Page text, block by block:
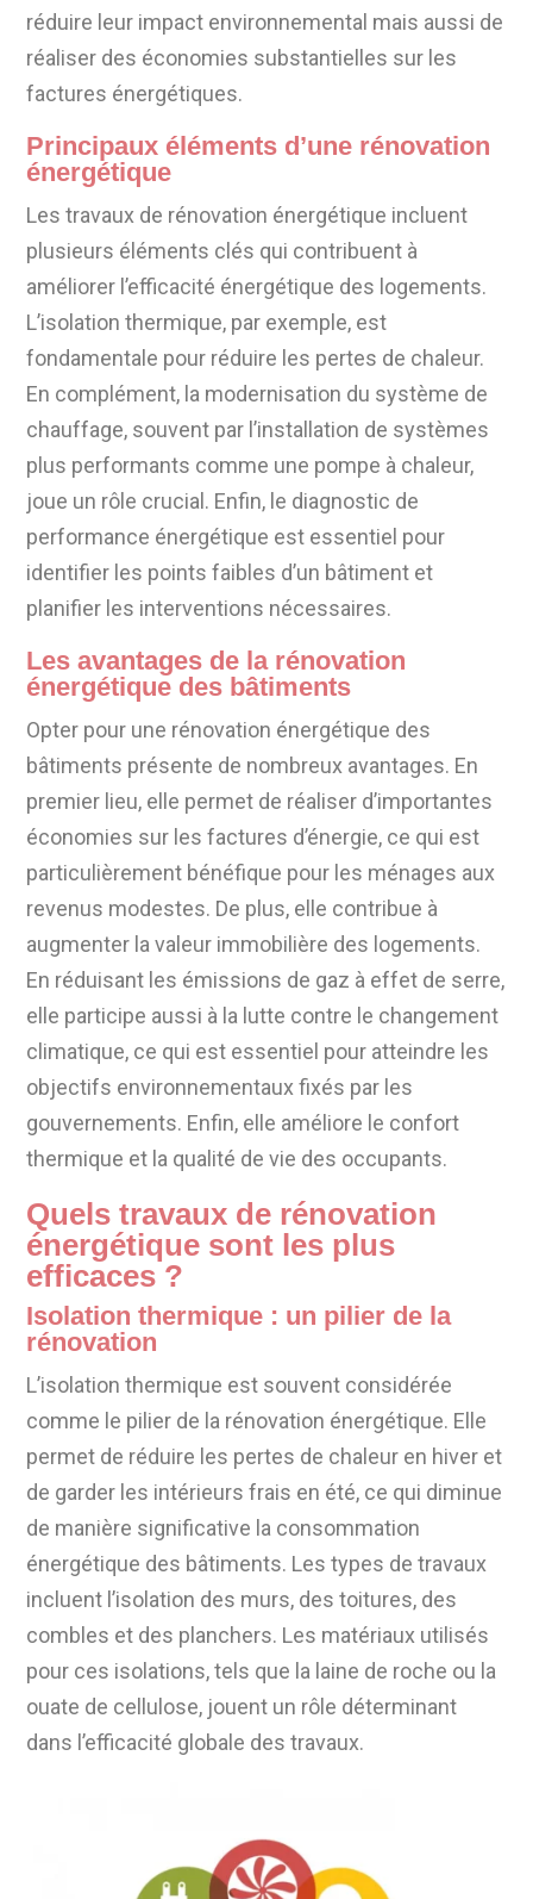
réduire leur impact environnemental mais aussi de
réaliser des économies substantielles sur les
factures énergétiques.
Principaux éléments d’une rénovation
énergétique
Les travaux de rénovation énergétique incluent
plusieurs éléments clés qui contribuent à
améliorer l’efficacité énergétique des logements.
L’isolation thermique, par exemple, est
fondamentale pour réduire les pertes de chaleur.
En complément, la modernisation du système de
chauffage, souvent par l’installation de systèmes
plus performants comme une pompe à chaleur,
joue un rôle crucial. Enfin, le diagnostic de
performance énergétique est essentiel pour
identifier les points faibles d’un bâtiment et
planifier les interventions nécessaires.
Les avantages de la rénovation
énergétique des bâtiments
Opter pour une rénovation énergétique des
bâtiments présente de nombreux avantages. En
premier lieu, elle permet de réaliser d’importantes
économies sur les factures d’énergie, ce qui est
particulièrement bénéfique pour les ménages aux
revenus modestes. De plus, elle contribue à
augmenter la valeur immobilière des logements.
En réduisant les émissions de gaz à effet de serre,
elle participe aussi à la lutte contre le changement
climatique, ce qui est essentiel pour atteindre les
objectifs environnementaux fixés par les
gouvernements. Enfin, elle améliore le confort
thermique et la qualité de vie des occupants.
Quels travaux de rénovation
énergétique sont les plus
efficaces ?
Isolation thermique : un pilier de la
rénovation
L’isolation thermique est souvent considérée
comme le pilier de la rénovation énergétique. Elle
permet de réduire les pertes de chaleur en hiver et
de garder les intérieurs frais en été, ce qui diminue
de manière significative la consommation
énergétique des bâtiments. Les types de travaux
incluent l’isolation des murs, des toitures, des
combles et des planchers. Les matériaux utilisés
pour ces isolations, tels que la laine de roche ou la
ouate de cellulose, jouent un rôle déterminant
dans l’efficacité globale des travaux.